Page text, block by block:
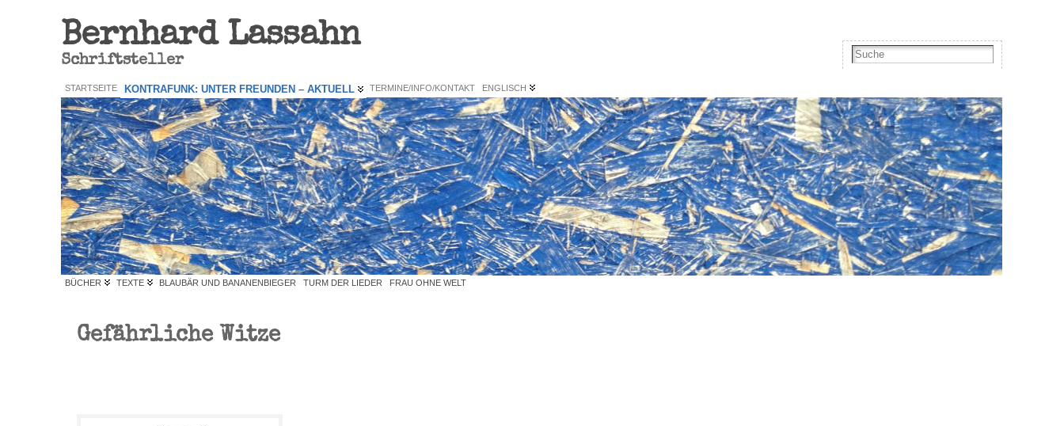
Bernhard Lassahn
Schriftsteller
STARTSEITE KONTRAFUNK: UNTER FREUNDEN – AKTUELL TERMINE/INFO/KONTAKT ENGLISCH
BÜCHER TEXTE BLAUBÄR UND BANANENBIEGER TURM DER LIEDER FRAU OHNE WELT
Gefährliche Witze